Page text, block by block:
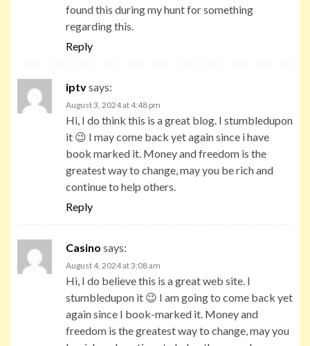
found this during my hunt for something
regarding this.
Reply
iptvsays:
August 3, 2024 at 4:48 pm
Hi, I do think this is a great blog. I stumbledupon
it 😉 I may come back yet again since i have
book marked it. Money and freedom is the
greatest way to change, may you be rich and
continue to help others.
Reply
Casino says:
August 4, 2024 at 3:08 am
Hi, I do believe this is a great web site. I
stumbledupon it 😉 I am going to come back yet
again since I book-marked it. Money and
freedom is the greatest way to change, may you